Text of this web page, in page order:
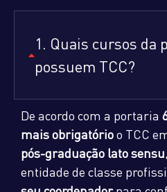
1. Quais cursos da
possuem TCC?
De acordo com a portaria
mais obrigatórioo TCC
pós-graduação lato sensu
entidade de classe